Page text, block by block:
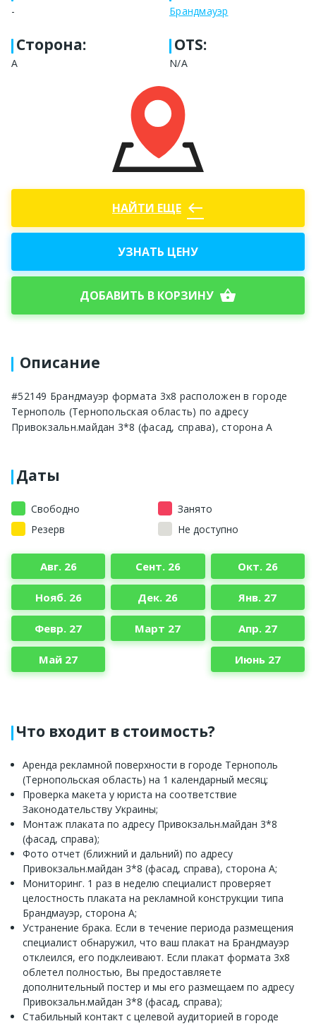
- Брандмауэр
Сторона:
A
OTS:
N/A
НАЙТИ ЕЩЕ west
УЗНАТЬ ЦЕНУ
ДОБАВИТЬ В КОРЗИНУ shopping_basket
Описание
#52149 Брандмауэр формата 3x8 расположен в городе
Тернополь (Тернопольская область) по адресу
Привокзальн.майдан 3*8 (фасад, справа), сторона A
Даты
Свободно
Занято
Резерв
Не доступно
Авг. 26 Сент. 26 Окт. 26
Нояб. 26 Дек. 26 Янв. 27
Февр. 27 Март 27 Апр. 27
Май 27 Июнь 27
Что входит в стоимость?
Аренда рекламной поверхности в городе Тернополь
(Тернопольская область) на 1 календарный месяц;
Проверка макета у юриста на соответствие
Законодательству Украины;
Монтаж плаката по адресу Привокзальн.майдан 3*8
(фасад, справа);
Фото отчет (ближний и дальний) по адресу
Привокзальн.майдан 3*8 (фасад, справа), сторона A;
Мониторинг. 1 раз в неделю специалист проверяет
целостность плаката на рекламной конструкции типа
Брандмауэр, сторона A;
Устранение брака. Если в течение периода размещения
специалист обнаружил, что ваш плакат на Брандмауэр
отклеился, его подклеивают. Если плакат формата 3x8
облетел полностью, Вы предоставляете
дополнительный постер и мы его размещаем по адресу
Привокзальн.майдан 3*8 (фасад, справа);
Стабильный контакт с целевой аудиторией в городе